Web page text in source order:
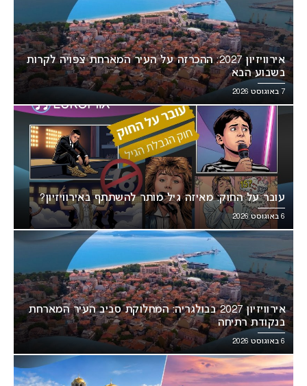
אירוויזיון 2027: ההכרזה על העיר המארחת צפויה לקרות
בשבוע הבא
7 באוגוסט 2026
עובר על החוק: מאיזה גיל מותר להשתתף באירוויזיון?
6 באוגוסט 2026
אירוויזיון 2027 בבולגריה: המחלוקת סביב העיר המארחת
בנקודת רתיחה
6 באוגוסט 2026